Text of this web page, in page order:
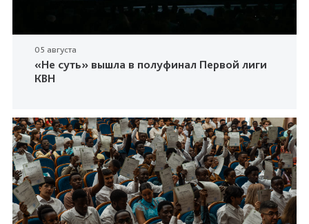
05 августа
«Не суть» вышла в полуфинал Первой лиги
КВН